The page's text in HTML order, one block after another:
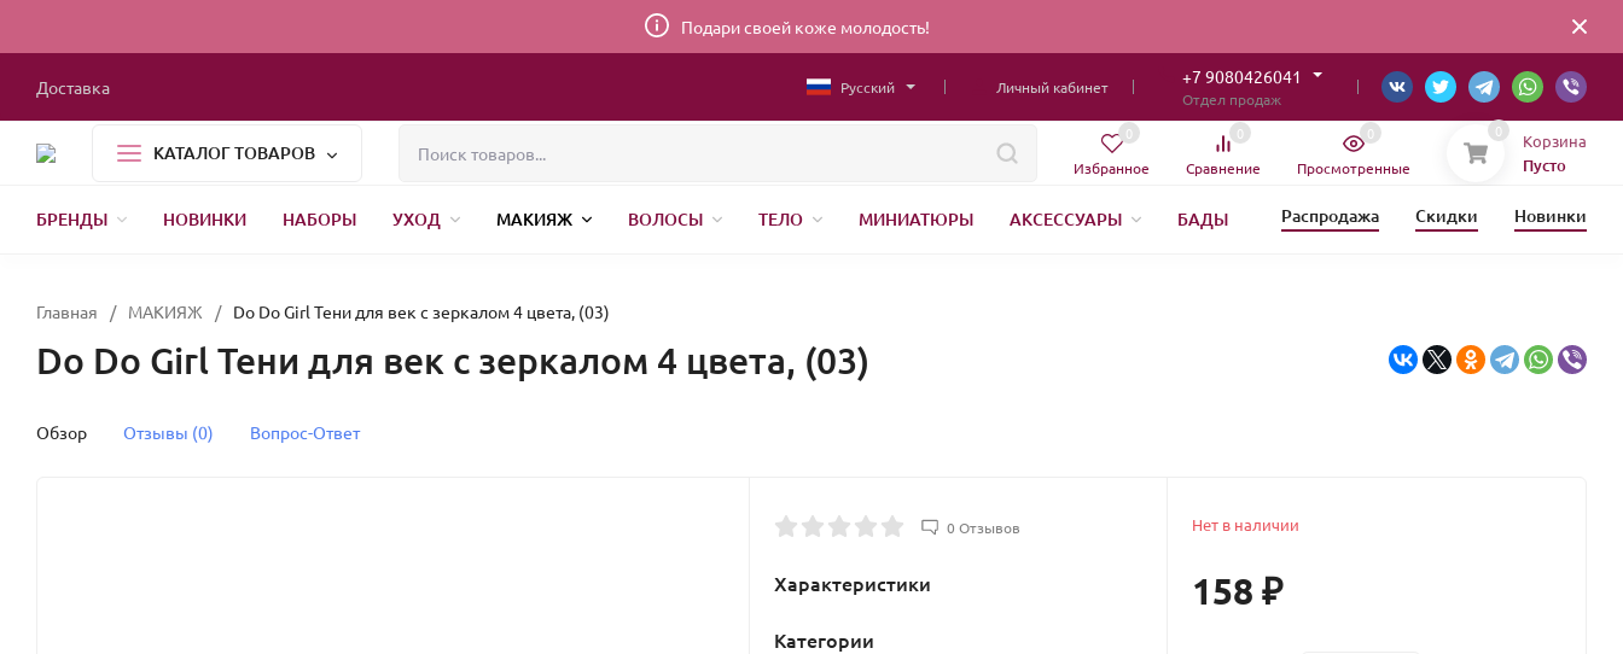
Подари своей коже молодость!
Доставка Русский Личный кабинет +7 9080426041
Отдел продаж
КАТАЛОГ ТОВАРОВ
Избранное
0
Сравнение
0
Просмотренные
0 0 Корзина
Пусто
БРЕНДЫ НОВИНКИ НАБОРЫ УХОД МАКИЯЖ ВОЛОСЫ ТЕЛО МИНИАТЮРЫ АКСЕССУАРЫ
БАДЫ
Распродажа Скидки Новинки
Главная / МАКИЯЖ / Do Do Girl Тени для век с зеркалом 4 цвета, (03)
Do Do Girl Тени для век с зеркалом 4 цвета, (03)
Обзор Отзывы (0) Вопрос-Ответ
0 Отзывов
Характеристики
Категории
Нет в наличии
158 ₽